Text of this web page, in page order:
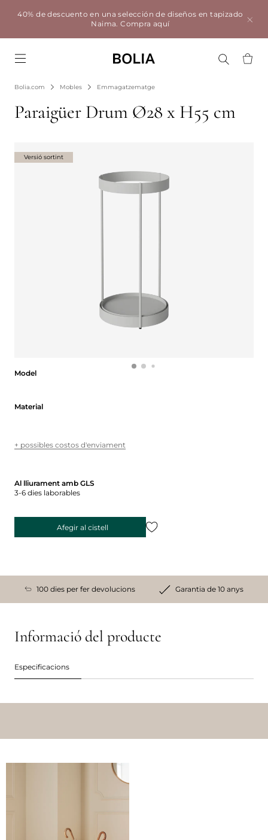
40% de descuento en una selección de diseños en tapizado
Naima.Compra aquí
Bolia.com Mobles Emmagatzematge
Paraigüer Drum Ø28 x H55 cm
Model
Material
+ possibles costos d'enviament
Al lliurament amb GLS
3-6 dies laborables
Afegir al cistell
Versió sortint
100 dies per fer devolucions Garantia de 10 anys
Informació del producte
Especificacions